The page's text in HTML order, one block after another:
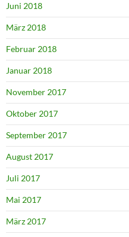
Juni 2018
März 2018
Februar 2018
Januar 2018
November 2017
Oktober 2017
September 2017
August 2017
Juli 2017
Mai 2017
März 2017